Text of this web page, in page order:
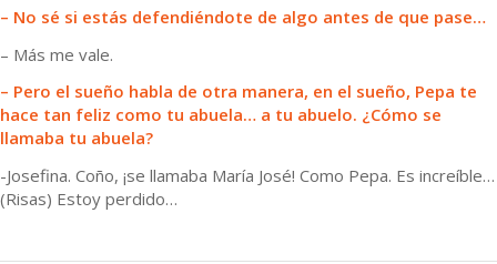
– No sé si estás defendiéndote de algo antes de que pase…
– Más me vale.
– Pero el sueño habla de otra manera, en el sueño, Pepa te
hace tan feliz como tu abuela… a tu abuelo. ¿Cómo se
llamaba tu abuela?
-Josefina. Coño, ¡se llamaba María José! Como Pepa. Es increíble…
(Risas) Estoy perdido…